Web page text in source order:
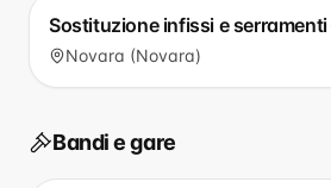
Sostituzione infissi e
Novara (Novara)
Bandi e gare